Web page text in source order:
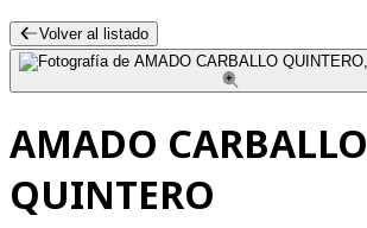
Volver al listado
AMADO CARBALLO
QUINTERO